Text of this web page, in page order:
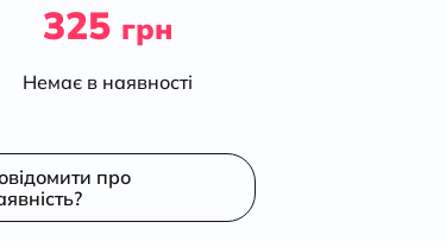
325 грн
Немає в наявності
про